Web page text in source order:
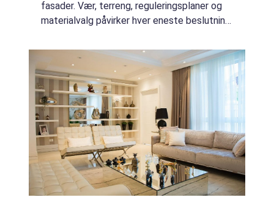
fasader. Vær, terreng, reguleringsplaner og
materialvalg påvirker hver eneste beslutning.
teknisk forståelse, estetikk og
lokalkunnskap ...